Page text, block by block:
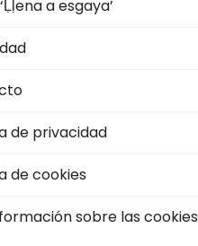
a esgaya’
de privacidad
de cookies
sobre las cookies